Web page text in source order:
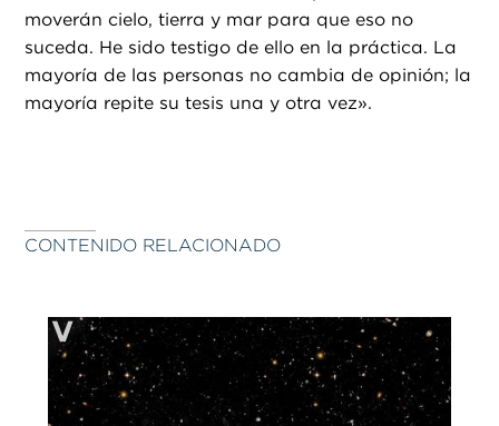
moverán cielo, tierra y mar para que eso no
suceda. He sido testigo de ello en la práctica. La
mayoría de las personas no cambia de opinión; la
mayoría repite su tesis una y otra vez».
CONTENIDO RELACIONADO